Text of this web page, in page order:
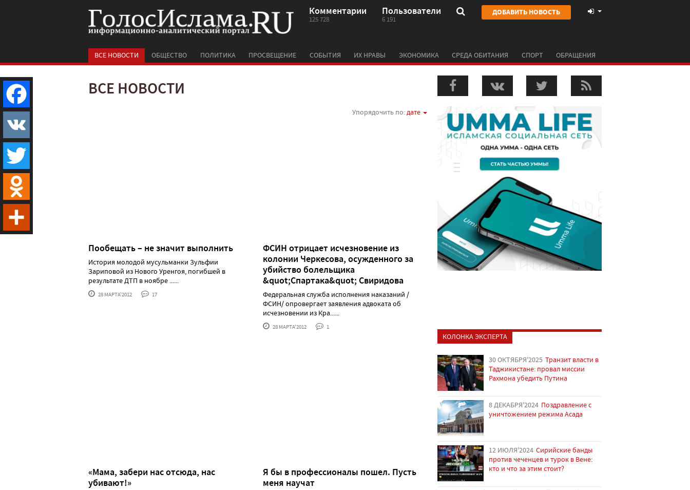
Комментарии
125 728
Пользователи
6 191
ДОБАВИТЬ НОВОСТЬ
ВСЕ НОВОСТИ ОБЩЕСТВО ПОЛИТИКА ПРОСВЕЩЕНИЕ СОБЫТИЯ ИХ НРАВЫ ЭКОНОМИКА СРЕДА ОБИТАНИЯ СПОРТ ОБРАЩЕНИЯ
ВСЕ НОВОСТИ
Упорядочить по:дате
Пообещать – не значит выполнить
История молодой мусульманки Зульфии
Зариповой из Нового Уренгоя, погибшей в
результате ДТП в ноябре ......
28 МАРТА'2012 17
ФСИН отрицает исчезновение из
колонии Черкесова, осужденного за
убийство болельщика
&quot;Спартака&quot; Свиридова
Федеральная служба исполнения наказаний /
ФСИН/ опровергает заявления адвоката об
исчезновении из Кра......
28 МАРТА'2012 1
«Мама, забери нас отсюда, нас
убивают!»
Я бы в профессионалы пошел. Пусть
меня научат
КОЛОНКА ЭКСПЕРТА
30 ОКТЯБРЯ'2025 Транзит власти в
Таджикистане: провал миссии
Рахмона убедить Путина
8 ДЕКАБРЯ'2024 Поздравление с
уничтожением режима Асада
12 ИЮЛЯ'2024 Сирийские банды
против чеченцев и турок в Вене:
кто и что за этим стоит?
Facebook
VK
Twitter
Odnoklassniki